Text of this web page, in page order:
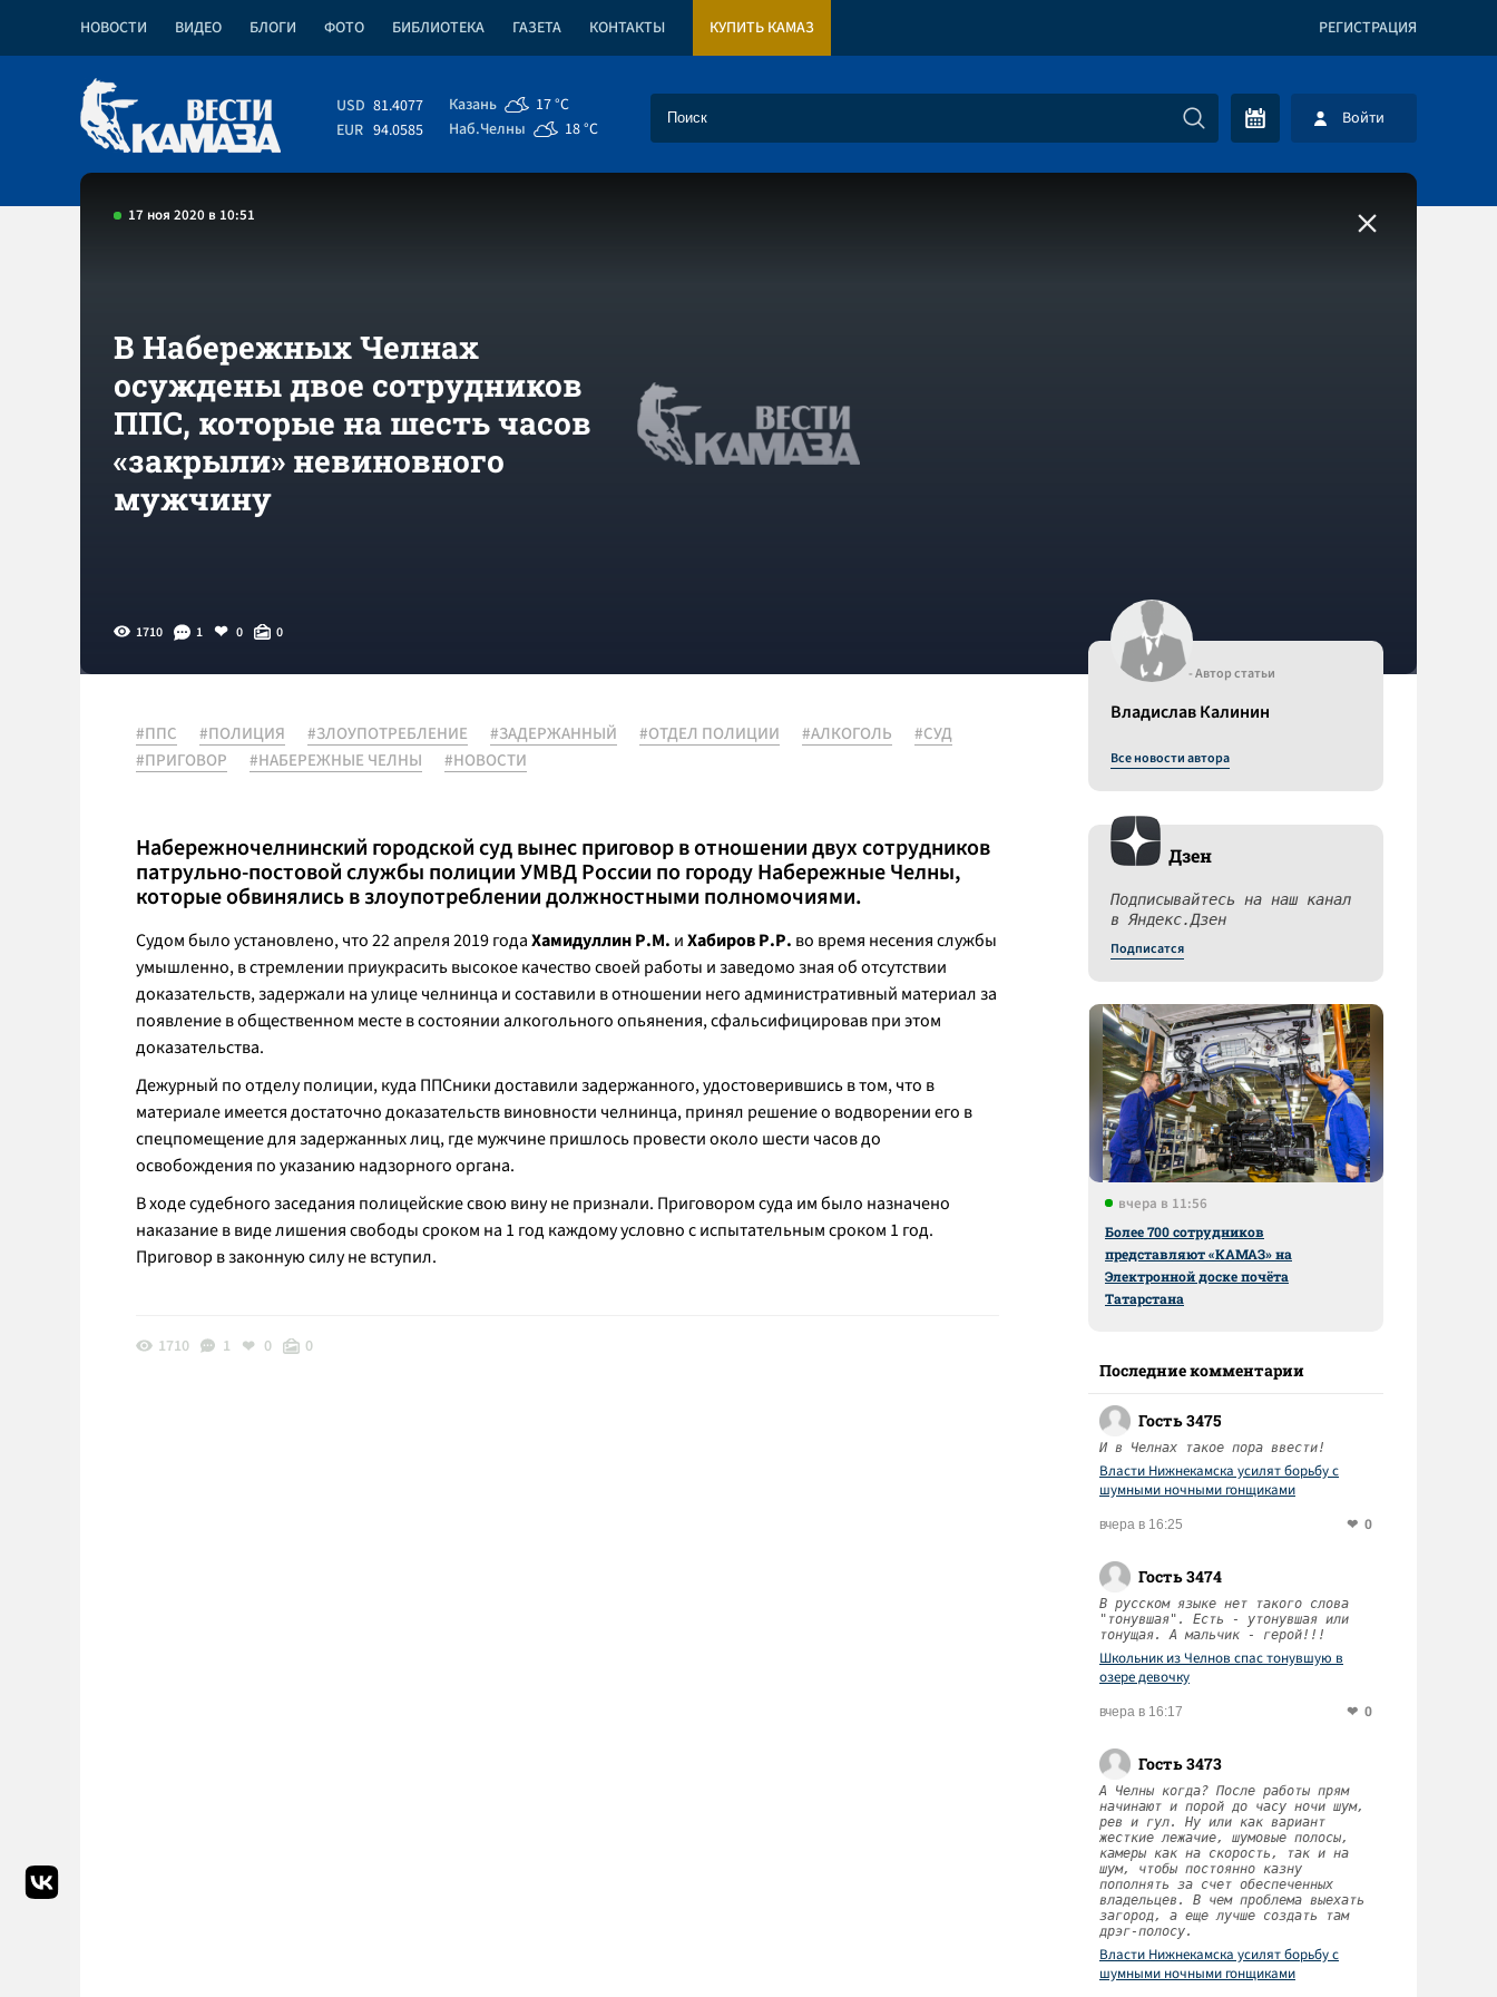
НОВОСТИ ВИДЕО БЛОГИ ФОТО БИБЛИОТЕКА ГАЗЕТА КОНТАКТЫ КУПИТЬ КАМАЗ РЕГИСТРАЦИЯ
USD 81.4077
EUR 94.0585
Казань
17 °C
Наб.Челны
18 °C Войти
17 ноя 2020 в 10:51
В Набережных Челнах
осуждены двое сотрудников
ППС, которые на шесть часов
«закрыли» невиновного
мужчину
1710 1 0 0
#ППС #ПОЛИЦИЯ #ЗЛОУПОТРЕБЛЕНИЕ #ЗАДЕРЖАННЫЙ #ОТДЕЛ ПОЛИЦИИ #АЛКОГОЛЬ
#СУД
#ПРИГОВОР
#НАБЕРЕЖНЫЕ ЧЕЛНЫ #НОВОСТИ
Набережночелнинский городской суд вынес приговор в отношении двух сотрудников
патрульно-постовой службы полиции УМВД России по городу Набережные Челны,
которые обвинялись в злоупотреблении должностными полномочиями.
Судом было установлено, что 22 апреля 2019 годаХамидуллин Р.М. иХабиров Р.Р. во время несения службы
умышленно, в стремлении приукрасить высокое качество своей работы и заведомо зная об отсутствии
доказательств, задержали на улице челнинца и составили в отношении него административный материал за
появление в общественном месте в состоянии алкогольного опьянения, сфальсифицировав при этом
доказательства.
Дежурный по отделу полиции, куда ППСники доставили задержанного, удостоверившись в том, что в
материале имеется достаточно доказательств виновности челнинца, принял решение о водворении его в
спецпомещение для задержанных лиц, где мужчине пришлось провести около шести часов до
освобождения по указанию надзорного органа.
В ходе судебного заседания полицейские свою вину не признали. Приговором суда им было назначено
наказание в виде лишения свободы сроком на 1 год каждому условно с испытательным сроком 1 год.
Приговор в законную силу не вступил.
1710 1 0 0
- Автор статьи
Владислав Калинин
Все новости автора
Дзен
Подписывайтесь на наш канал
в Яндекс.Дзен
Подписатся
вчера в 11:56
Более 700 сотрудников
представляют «КАМАЗ» на
Электронной доске почёта
Татарстана
Последние комментарии
Гость 3475
И в Челнах такое пора ввести!
Власти Нижнекамска усилят борьбу с
шумными ночными гонщиками
вчера в 16:25 0
Гость 3474
В русском языке нет такого слова
"тонувшая". Есть - утонувшая или
тонущая. А мальчик - герой!!!
Школьник из Челнов спас тонувшую в
озере девочку
вчера в 16:17 0
Гость 3473
А Челны когда? После работы прям
начинают и порой до часу ночи шум,
рев и гул. Ну или как вариант
жесткие лежачие, шумовые полосы,
камеры как на скорость, так и на
шум, чтобы постоянно казну
пополнять за счет обеспеченных
владельцев. В чем проблема выехать
загород, а еще лучше создать там
дрэг-полосу.
Власти Нижнекамска усилят борьбу с
шумными ночными гонщиками